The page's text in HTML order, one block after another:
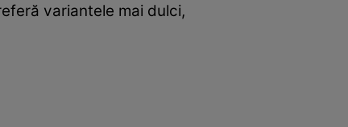
variantele mai dulci,